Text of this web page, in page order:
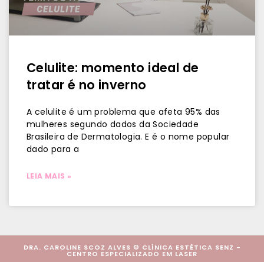
Celulite: momento ideal de
tratar é no inverno
A celulite é um problema que afeta 95% das
mulheres segundo dados da Sociedade
Brasileira de Dermatologia. E é o nome popular
dado para a
LEIA MAIS »
DRA. CAROLINE SCOZ ALVES © CLÍNICA ESTÉTICA SENZ -
CENTRO ESPECIALIZADO EM LASER